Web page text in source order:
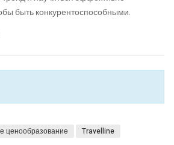
быть конкурентоспособными.
ценообразование Travelline